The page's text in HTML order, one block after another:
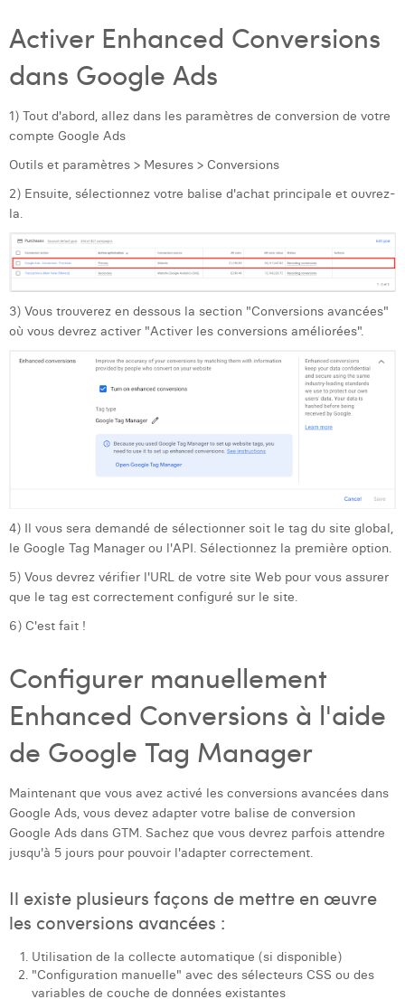
Manon Houppertz
Margaux Marien
Margaux Snakkers
Mathias Segers
Matthias Langenaeker
Ninon Chevalier
Pieter Maesmans
Sebastiaan Reeskamp
Sven Bosschem
Thomas Riis
William Rezette
Activer Enhanced Conversions
dans Google Ads
1) Tout d'abord, allez dans les paramètres de conversion de votre
compte Google Ads
Outils et paramètres > Mesures > Conversions
2) Ensuite, sélectionnez votre balise d'achat principale et ouvrez-
la.
3) Vous trouverez en dessous la section "Conversions avancées"
où vous devrez activer "Activer les conversions améliorées".
4) Il vous sera demandé de sélectionner soit le tag du site global,
le Google Tag Manager ou l'API. Sélectionnez la première option.
5) Vous devrez vérifier l'URL de votre site Web pour vous assurer
que le tag est correctement configuré sur le site.
6) C'est fait !
Configurer manuellement
Enhanced Conversions à l'aide
de Google Tag Manager
Maintenant que vous avez activé les conversions avancées dans
Google Ads, vous devez adapter votre balise de conversion
Google Ads dans GTM. Sachez que vous devrez parfois attendre
jusqu'à 5 jours pour pouvoir l'adapter correctement.
Il existe plusieurs façons de mettre en œuvre
les conversions avancées :
Utilisation de la collecte automatique (si disponible)
"Configuration manuelle" avec des sélecteurs CSS ou des
variables de couche de données existantes